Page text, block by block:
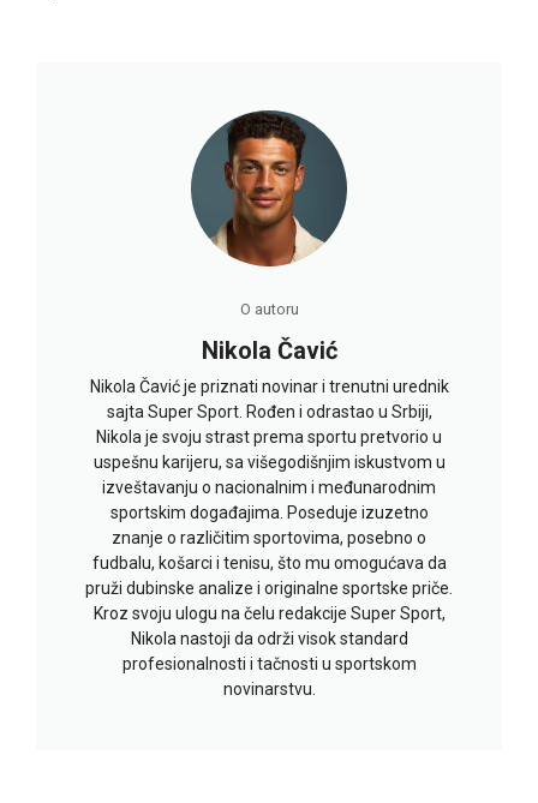
O autoru
Nikola Čavić
Nikola Čavić je priznati novinar i trenutni urednik
sajta Super Sport. Rođen i odrastao u Srbiji,
Nikola je svoju strast prema sportu pretvorio u
uspešnu karijeru, sa višegodišnjim iskustvom u
izveštavanju o nacionalnim i međunarodnim
sportskim događajima. Poseduje izuzetno
znanje o različitim sportovima, posebno o
fudbalu, košarci i tenisu, što mu omogućava da
pruži dubinske analize i originalne sportske priče.
Kroz svoju ulogu na čelu redakcije Super Sport,
Nikola nastoji da održi visok standard
profesionalnosti i tačnosti u sportskom
novinarstvu.